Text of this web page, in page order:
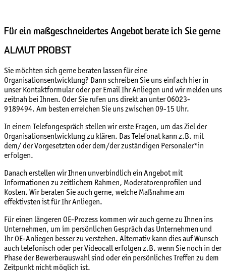
Für ein maßgeschneidertes Angebot berate ich Sie gerne
ALMUT PROBST
Sie möchten sich gerne beraten lassen für eine
Organisationsentwicklung? Dann schreiben Sie uns einfach hier in
unser Kontaktformular oder per Email Ihr Anliegen und wir melden uns
zeitnah bei Ihnen. Oder Sie rufen uns direkt an unter 06023-
9189494. Am besten erreichen Sie uns zwischen 09-15 Uhr.
In einem Telefongespräch stellen wir erste Fragen, um das Ziel der
Organisationsentwicklung zu klären. Das Telefonat kann z.B. mit
dem/ der Vorgesetzten oder dem/der zuständigen Personaler*in
erfolgen.
Danach erstellen wir Ihnen unverbindlich ein Angebot mit
Informationen zu zeitlichem Rahmen, Moderatorenprofilen und
Kosten. Wir beraten Sie auch gerne, welche Maßnahme am
effektivsten ist für Ihr Anliegen.
Für einen längeren OE-Prozess kommen wir auch gerne zu Ihnen ins
Unternehmen, um im persönlichen Gespräch das Unternehmen und
Ihr OE-Anliegen besser zu verstehen. Alternativ kann dies auf Wunsch
auch telefonisch oder per Videocall erfolgen z.B. wenn Sie noch in der
Phase der Bewerberauswahl sind oder ein persönliches Treffen zu dem
Zeitpunkt nicht möglich ist.